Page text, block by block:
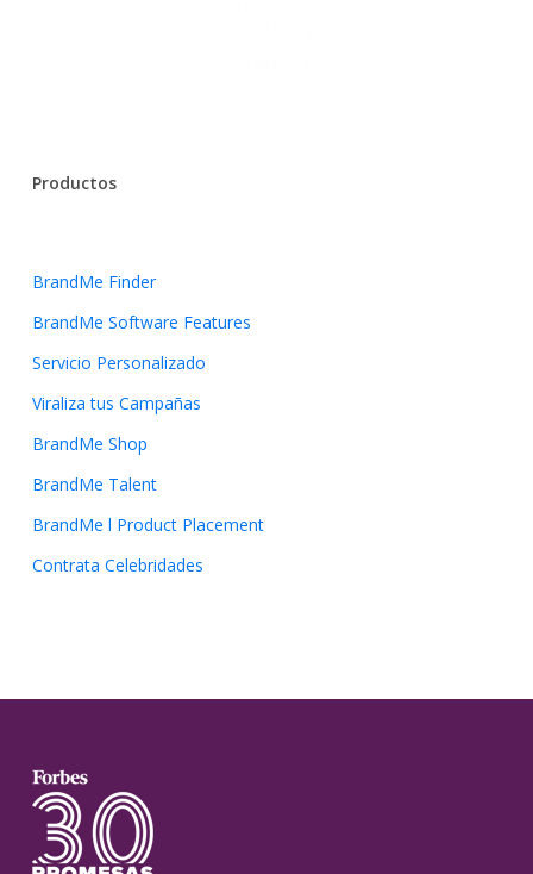
Productos
BrandMe Finder
BrandMe Software Features
Servicio Personalizado
Viraliza tus Campañas
BrandMe Shop
BrandMe Talent
BrandMe l Product Placement
Contrata Celebridades